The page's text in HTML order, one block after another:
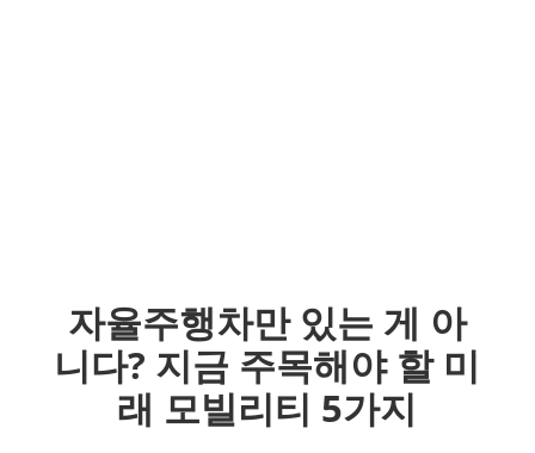
자율주행차만 있는 게 아
니다? 지금 주목해야 할 미
래 모빌리티 5가지